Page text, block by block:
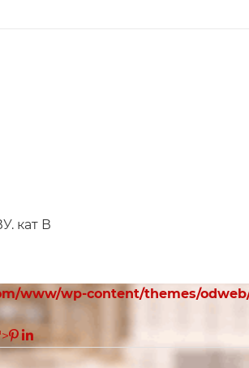
кат В
www/wp-content/themes/